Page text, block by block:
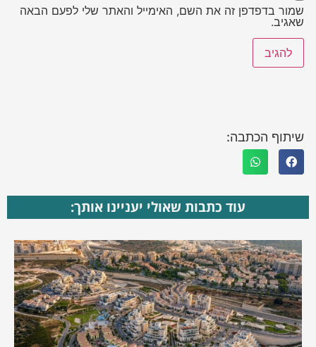
שמור בדפדפן זה את השם, האימייל והאתר שלי לפעם הבאה
שאגיב.
שיתוף הכתבה:
עוד כתבות שאולי יעניינו אותך: